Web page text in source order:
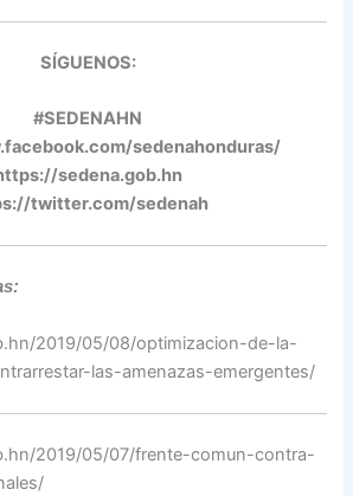
SÍGUENOS:
#SEDENAHN
sedenahonduras/
sedena.gob.hn
twitter.com/sedenah
2019/05/08/optimizacion-de-la-
las-amenazas-emergentes/
2019/05/07/frente-comun-contra-